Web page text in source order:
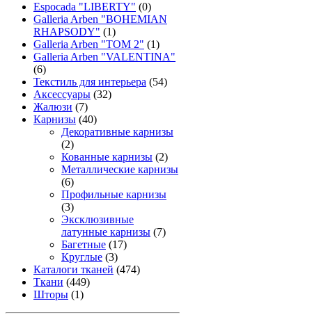
Espocada "LIBERTY" (0)
Galleria Arben "BOHEMIAN
RHAPSODY" (1)
Galleria Arben "TOM 2" (1)
Galleria Arben "VALENTINA"
(6)
Текстиль для интерьера (54)
Аксессуары (32)
Жалюзи (7)
Карнизы (40)
Декоративные карнизы
(2)
Кованные карнизы (2)
Металлические карнизы
(6)
Профильные карнизы
(3)
Эксклюзивные
латунные карнизы (7)
Багетные (17)
Круглые (3)
Каталоги тканей (474)
Ткани (449)
Шторы (1)